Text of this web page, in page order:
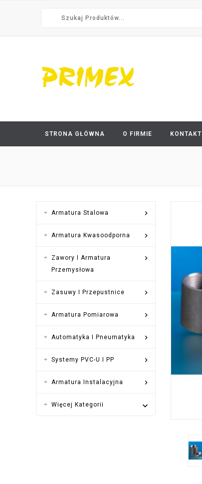
STRONA GŁÓWNA O FIRMIE KONTAKT

Armatura Stalowa

Armatura Kwasoodporna

Zawory I Armatura
Przemysłowa

Zasuwy I Przepustnice

Armatura Pomiarowa

Automatyka I Pneumatyka

Systemy PVC-U I PP

Armatura Instalacyjna
Więcej Kategorii 